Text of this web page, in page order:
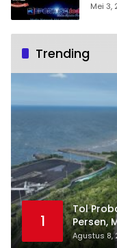
Mei 3,
Trending
1
Tol
Persen,
Publik?
Agustus 8,